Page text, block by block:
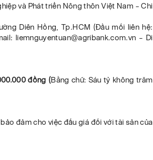
và Phát triển Nông thôn Việt Nam – Chi
Diên Hồng, Tp.HCM (Đầu mối liên hệ:
liemnguyentuan@agribank.com.vn – Di
đồng (Bằng chữ: Sáu tỷ không trăm
đảm cho việc đấu giá đối với tài sản của